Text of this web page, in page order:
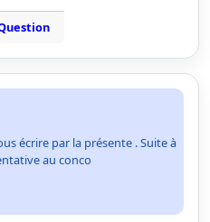
écrire par la présente . Suite à
au conco